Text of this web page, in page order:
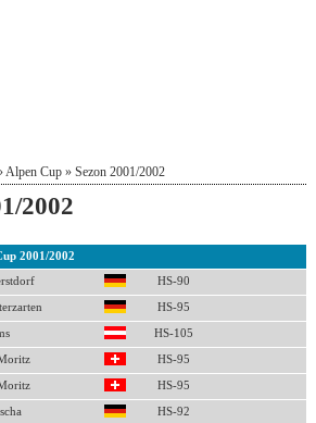
Alpen Cup » Sezon 2001/2002
2002
2001/2002
HS-90
HS-95
HS-105
HS-95
HS-95
HS-92